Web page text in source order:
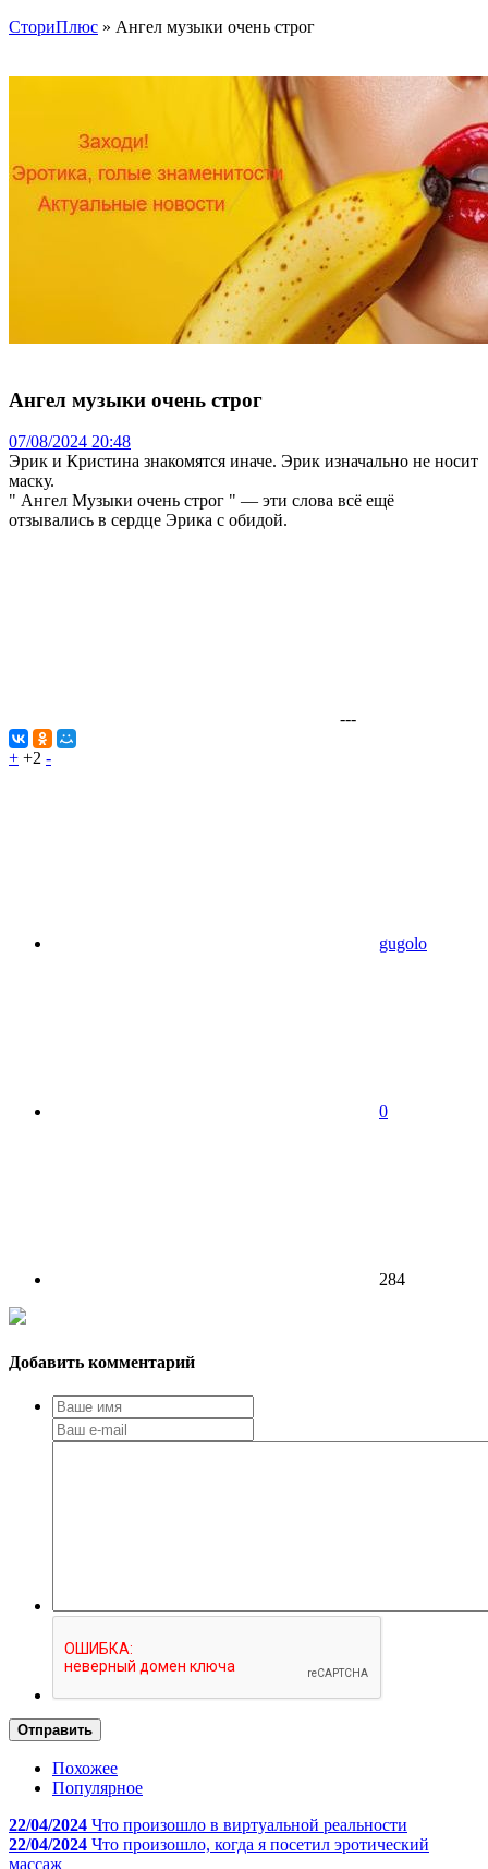
СториПлюс » Ангел музыки очень строг
Ангел музыки очень строг
07/08/2024 20:48
Эрик и Кристина знакомятся иначе. Эрик изначально не носит
маску.
" Ангел Музыки очень строг " — эти слова всё ещё
отзывались в сердце Эрика с обидой.
---
+ +2 -
gugolo
0
284
Добавить комментарий
Отправить
Похожее
Популярное
22/04/2024 Что произошло в виртуальной реальности
22/04/2024 Что произошло, когда я посетил эротический
массаж